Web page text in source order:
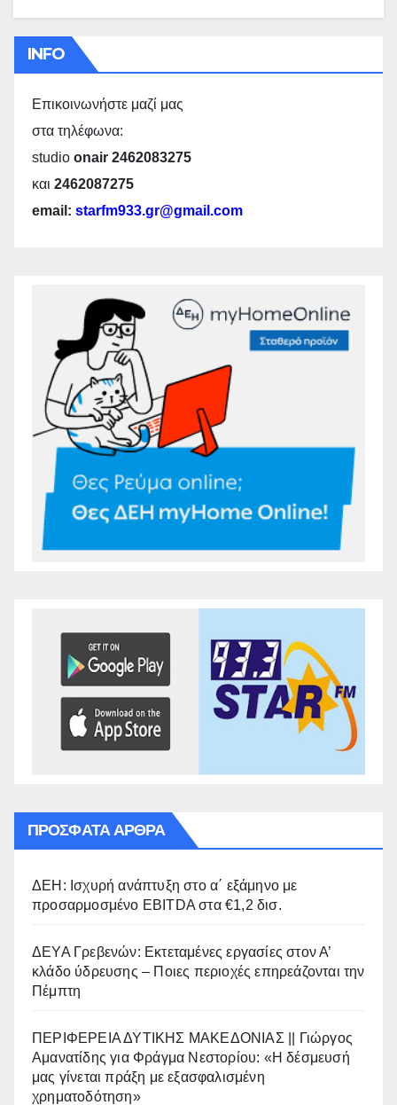
INFO
Επικοινωνήστε μαζί μας
στα τηλέφωνα:
studio onair 2462083275
και 2462087275
email: starfm933.gr@gmail.com
ΠΡΌΣΦΑΤΑ ΆΡΘΡΑ
ΔΕΗ: Ισχυρή ανάπτυξη στο α΄ εξάμηνο με
προσαρμοσμένο EBITDA στα €1,2 δισ.
ΔΕΥΑ Γρεβενών: Εκτεταμένες εργασίες στον Α’
κλάδο ύδρευσης – Ποιες περιοχές επηρεάζονται την
Πέμπτη
ΠΕΡΙΦΕΡΕΙΑ ΔΥΤΙΚΗΣ ΜΑΚΕΔΟΝΙΑΣ || Γιώργος
Αμανατίδης για Φράγμα Νεστορίου: «Η δέσμευσή
μας γίνεται πράξη με εξασφαλισμένη
χρηματοδότηση»